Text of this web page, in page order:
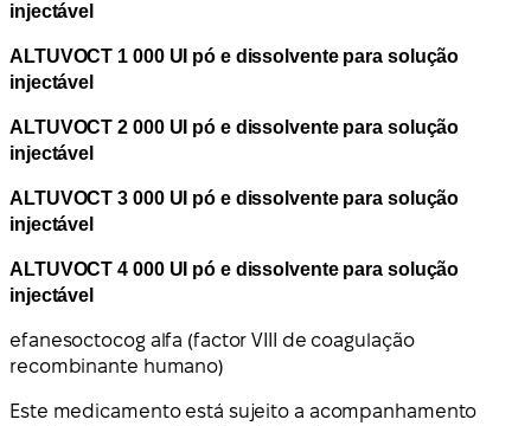
injectável
ALTUVOCT 1 000 UI pó e dissolvente para solução
injectável
ALTUVOCT 2 000 UI pó e dissolvente para solução
injectável
ALTUVOCT 3 000 UI pó e dissolvente para solução
injectável
ALTUVOCT 4 000 UI pó e dissolvente para solução
injectável
efanesoctocog alfa (factor VIII de coagulação
recombinante humano)
Este medicamento está sujeito a acompanhamento